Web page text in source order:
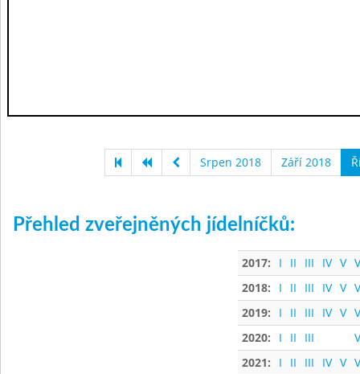
Srpen 2018 Září 2018
Přehled zveřejněných jídelníčků:
2017: I II III IV V
2018:
I II III IV V
2019:
I II III IV V
2020:
I II III
2021:
I II III IV V